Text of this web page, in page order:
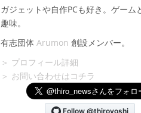
ガジェットや自作PCも好き。ゲーム
趣味。
有志団体 Arumon 創設メンバー。
＞ プロフィール詳細
＞ お問い合わせはコチラ